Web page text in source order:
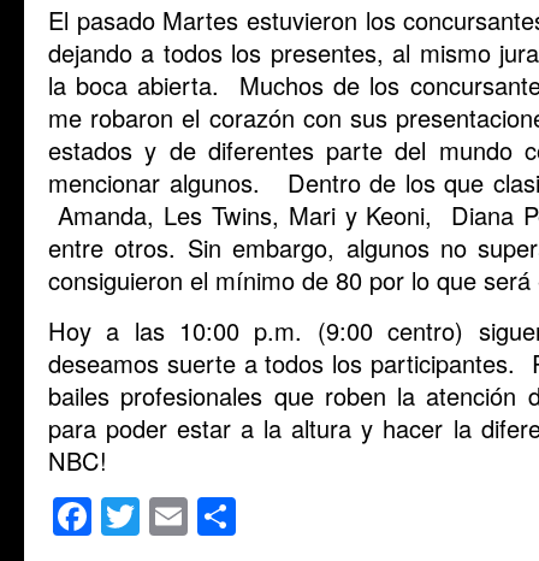
El pasado Martes estuvieron los
dejando a todos los presentes, al mismo
la boca abierta. Muchos de los
me robaron el corazón con sus
estados y de diferentes parte del mundo
mencionar algunos. Dentro de los que
Amanda, Les Twins, Mari y Keoni, Diana
entre otros. Sin embargo, algunos no
consiguieron el mínimo de 80 por lo que
Hoy a las 10:00 p.m. (9:00 centro)
deseamos suerte a todos los participantes.
bailes profesionales que roben la atención
para poder estar a la altura y hacer la
NBC!
Facebook
Twitter
Email